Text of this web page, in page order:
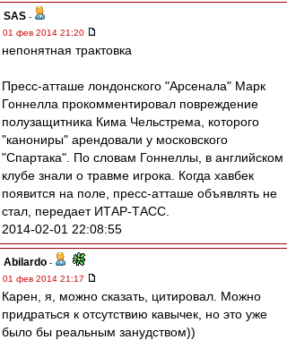
SAS -
01 фев 2014 21:20
непонятная трактовка
Пресс-атташе лондонского "Арсенала" Марк
Гоннелла прокомментировал повреждение
полузащитника Кима Чельстрема, которого
"канониры" арендовали у московского
"Спартака". По словам Гоннеллы, в английском
клубе знали о травме игрока. Когда хавбек
появится на поле, пресс-атташе объявлять не
стал, передает ИТАР-ТАСС.
2014-02-01 22:08:55
Abilardo -
01 фев 2014 21:17
Карен, я, можно сказать, цитировал. Можно
придраться к отсутствию кавычек, но это уже
было бы реальным занудством))